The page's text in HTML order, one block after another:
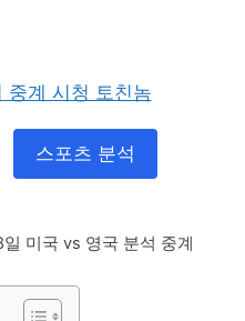
스포츠 분석
미국 vs 영국 분석 중계